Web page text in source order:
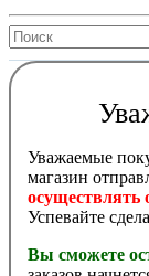
Уважаемые
магазин
осуществлять
Успевайте
Вы сможете